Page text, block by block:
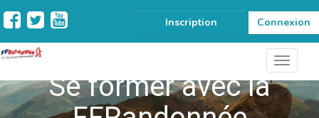
Inscription Connexion
Se former avec la